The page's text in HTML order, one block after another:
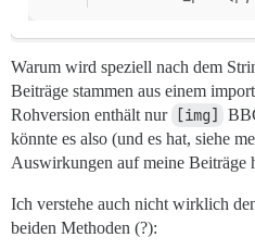
Warum wird speziell nach dem
Beiträge stammen aus einem
Rohversion enthält nur
[img]
könnte es also (und es hat, siehe
Auswirkungen auf meine Beiträge
Ich verstehe auch nicht wirklich
beiden Methoden (?):